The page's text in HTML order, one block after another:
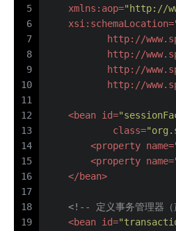
5
6
7
8
9
10
11
12
13
14
15
16
17
18
19
xmlns:aop="http://
xsi:schemaLocation=
http://
http://
http://
http://
<bean id=
class=
<property name=
<property name=
</bean>
<!-- 定义事务管理器
<bean id=